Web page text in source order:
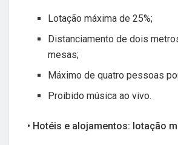
Lotação máxima de 25%;
Distanciamento de dois
mesas;
Máximo de quatro pessoas
Proibido música ao vivo.
• Hotéis e alojamentos: lotação